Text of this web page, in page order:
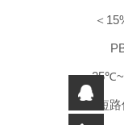
＜
-
短